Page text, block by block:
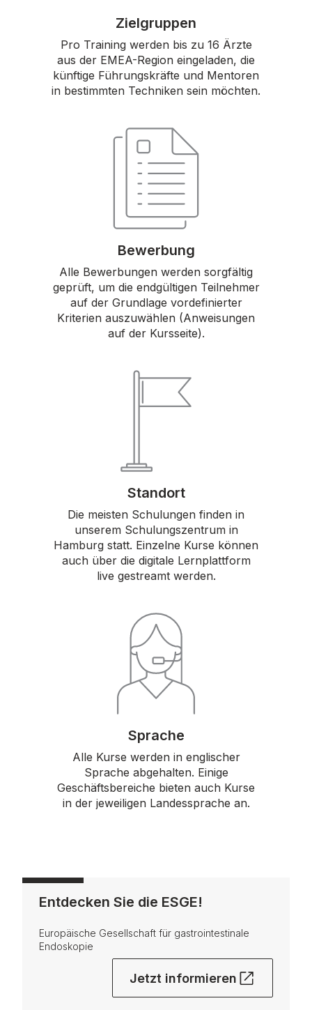
Zielgruppen
Pro Training werden bis zu 16 Ärzte
aus der EMEA-Region eingeladen, die
künftige Führungskräfte und Mentoren
in bestimmten Techniken sein möchten.
Bewerbung
Alle Bewerbungen werden sorgfältig
geprüft, um die endgültigen Teilnehmer
auf der Grundlage vordefinierter
Kriterien auszuwählen (Anweisungen
auf der Kursseite).
Standort
Die meisten Schulungen finden in
unserem Schulungszentrum in
Hamburg statt. Einzelne Kurse können
auch über die digitale Lernplattform
live gestreamt werden.
Sprache
Alle Kurse werden in englischer
Sprache abgehalten. Einige
Geschäftsbereiche bieten auch Kurse
in der jeweiligen Landessprache an.
Entdecken Sie die ESGE!
Europäische Gesellschaft für gastrointestinale
Endoskopie
Jetzt informieren